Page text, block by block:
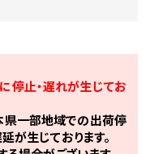
停止・遅れが生じてお
県一部地域での出荷停
が生じております。